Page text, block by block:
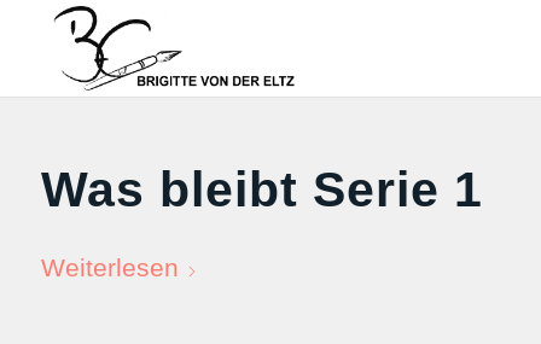
Was bleibt Serie 1
Weiterlesen